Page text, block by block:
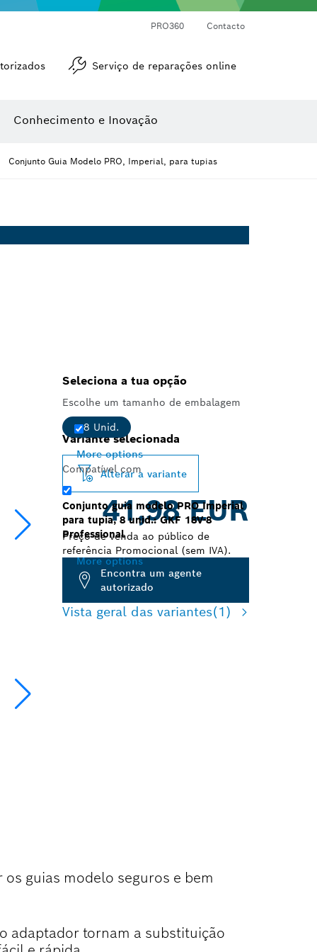
PRO360 Contacto
Serviço de reparações online
Conhecimento e Inovação
Conjunto Guia Modelo PRO, Imperial, para tupias
Seleciona a tua opção
Escolhe um tamanho de embalagem
8 Unid.
More options
Compatível com
Conjunto guia modelo PRO Imperial
para tupia, 8 unid.: GKF 18V-8
Professional
More options
Variante selecionada
Alterar a variante
41,98 EUR
Preço de venda ao público de
referência Promocional (sem IVA).
Encontra um agente
autorizado
Vista geral das variantes(1)
guias modelo seguros e bem
adaptador tornam a substituição